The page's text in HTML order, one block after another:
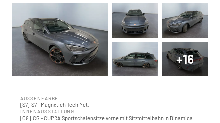
+16
AUSSENFARBE
S7 S7 - Magnetich Tech Met.
INNENAUSSTATTUNG
CG
CG - CUPRA Sportschalensitze vorne mit Sitzmittelbahn in Dinamica,